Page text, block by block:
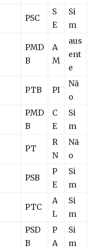
PSC
S
E
Si
m
PMD
B
A
M
aus
ent
e
PTB PI
Nã
o
PMD
B
C
E
Si
m
PT
R
N
Nã
o
PSB
P
E
Si
m
PTC
A
L
Si
m
PSD
B
P
A
Si
m